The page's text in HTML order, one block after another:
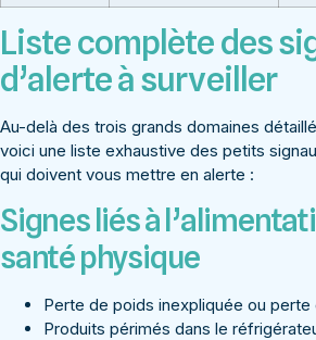
Liste complète des
d’alerte à surveiller
Au-delà des trois grands domaines
voici une liste exhaustive des petits
qui doivent vous mettre en alerte :
Signes liés à
santé physique
Perte de poids inexpliquée ou perte
Produits périmés dans le